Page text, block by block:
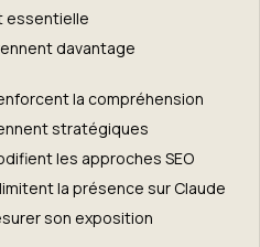
essentielle
davantage
la compréhension
stratégiques
les approches SEO
la présence sur Claude
son exposition